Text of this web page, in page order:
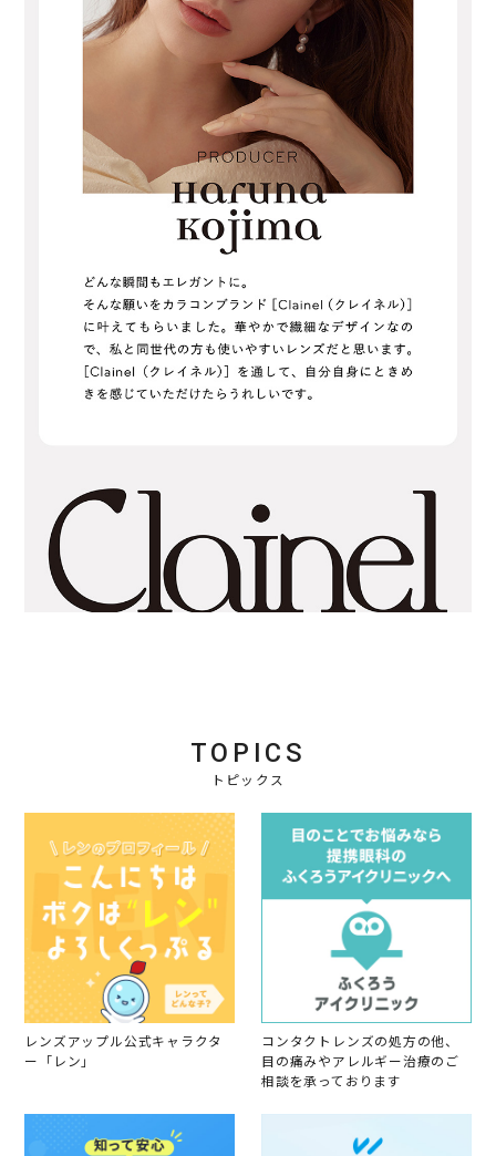
TOPICS
トピックス
レンズアップル公式キャラクタ
ー「レン」
コンタクトレンズの処方の他、
目の痛みやアレルギー治療のご
相談を承っております